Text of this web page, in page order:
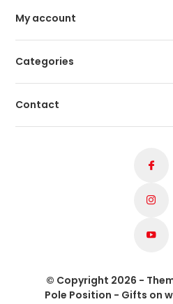
My account
Categories
Contact
© Copyright 2026 -
Pole Position - Gifts on